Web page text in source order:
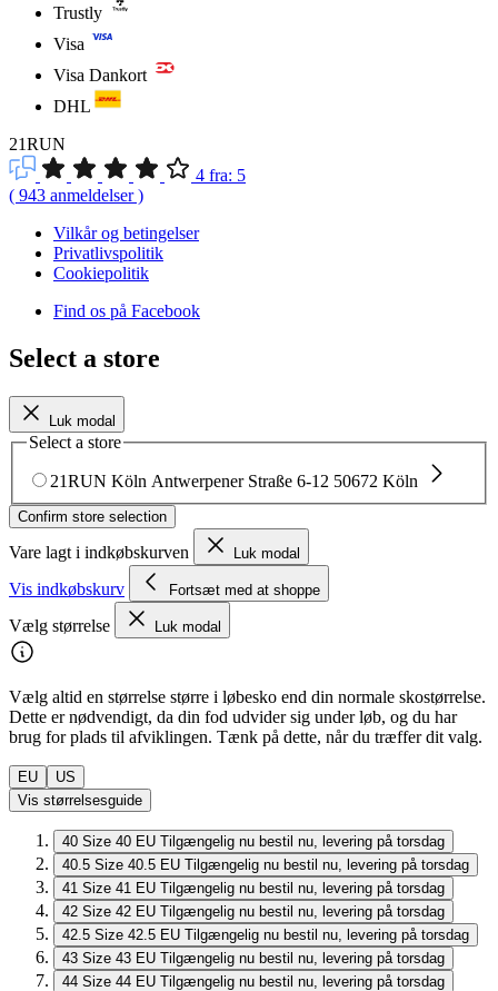
Trustly
Visa
Visa Dankort
DHL
21RUN
4 fra: 5
( 943 anmeldelser)
Vilkår og betingelser
Privatlivspolitik
Cookiepolitik
Find os på Facebook
Select a store
Luk modal
Select a store
21RUN Köln Antwerpener Straße 6-12 50672 Köln
Confirm store selection
Vare lagt i indkøbskurven Luk modal
Vis indkøbskurv Fortsæt med at shoppe
Vælg størrelse Luk modal
Vælg altid en størrelse større i løbesko end din normale skostørrelse.
Dette er nødvendigt, da din fod udvider sig under løb, og du har
brug for plads til afviklingen. Tænk på dette, når du træffer dit valg.
EU
US
Vis størrelsesguide
40 Size 40 EU Tilgængelig nu bestil nu, levering på torsdag
40.5 Size 40.5 EU Tilgængelig nu bestil nu, levering på torsdag
41 Size 41 EU Tilgængelig nu bestil nu, levering på torsdag
42 Size 42 EU Tilgængelig nu bestil nu, levering på torsdag
42.5 Size 42.5 EU Tilgængelig nu bestil nu, levering på torsdag
43 Size 43 EU Tilgængelig nu bestil nu, levering på torsdag
44 Size 44 EU Tilgængelig nu bestil nu, levering på torsdag